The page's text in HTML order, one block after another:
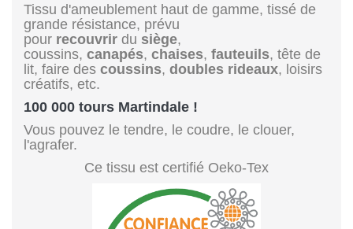
Tissu d'ameublement haut de gamme, tissé de
grande résistance, prévu
pour recouvrir du siège,
coussins, canapés, chaises, fauteuils, tête de
lit, faire des coussins, doubles rideaux, loisirs
créatifs, etc.
100 000 tours Martindale !
Vous pouvez le tendre, le coudre, le clouer,
l'agrafer.
Ce tissu est certifié Oeko-Tex